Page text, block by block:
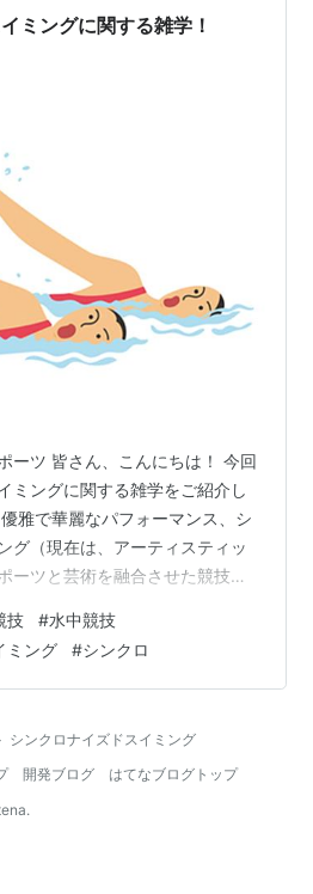
ミングに関する雑学！
ーツ 皆さん、こんにちは！ 今回
ミングに関する雑学をご紹介し
雅で華麗なパフォーマンス、シ
グ（現在は、アーティスティッ
ーツと芸術を融合させた競技と
歴史やルール、技術、そしてそ
ます。 シンクロナイズドスイミ
ロナイズドスイミングの起源
バレエ」が女性の間で流行しま
ナダとアメリカ…
技 #水中競技
ミング #シンクロ
シンクロナイズドスイミング
開発ブログ
はてなブログトップ